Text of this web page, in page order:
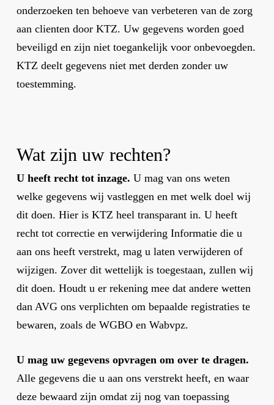
onderzoeken ten behoeve van verbeteren van de zorg
aan clienten door KTZ. Uw gegevens worden goed
beveiligd en zijn niet toegankelijk voor onbevoegden.
KTZ deelt gegevens niet met derden zonder uw
toestemming.
Wat zijn uw rechten?
U heeft recht tot inzage. U mag van ons weten
welke gegevens wij vastleggen en met welk doel wij
dit doen. Hier is KTZ heel transparant in. U heeft
recht tot correctie en verwijdering Informatie die u
aan ons heeft verstrekt, mag u laten verwijderen of
wijzigen. Zover dit wettelijk is toegestaan, zullen wij
dit doen. Houdt u er rekening mee dat andere wetten
dan AVG ons verplichten om bepaalde registraties te
bewaren, zoals de WGBO en Wabvpz.
U mag uw gegevens opvragen om over te dragen.
Alle gegevens die u aan ons verstrekt heeft, en waar
deze bewaard zijn omdat zij nog van toepassing